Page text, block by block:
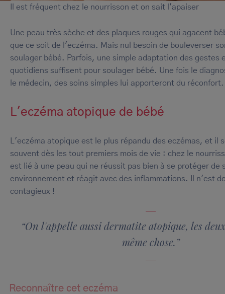
Il est fréquent chez le nourrisson et on sait l'apaiser
Une peau très sèche et des plaques rouges qui agacent
que ce soit de l'eczéma. Mais nul besoin de bouleverser
soulager bébé. Parfois, une simple adaptation des gestes
quotidiens suffisent pour soulager bébé. Une fois le
le médecin, des soins simples lui apporteront du réconfort.
L'eczéma atopique de bébé
L'eczéma atopique est le plus répandu des eczémas, et il
souvent dès les tout premiers mois de vie : chez le
est lié à une peau qui ne réussit pas bien à se protéger de
environnement et réagit avec des inflammations. Il n'est
contagieux !
“On l'appelle aussi dermatite atopique, les
même chose.”
Reconnaître cet eczéma